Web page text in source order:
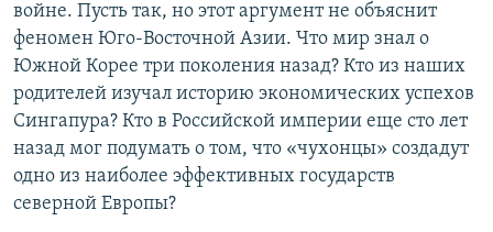
войне. Пусть так, но этот аргумент не объяснит
феномен Юго-Восточной Азии. Что мир знал о
Южной Корее три поколения назад? Кто из наших
родителей изучал историю экономических успехов
Сингапура? Кто в Российской империи еще сто лет
назад мог подумать о том, что «чухонцы» создадут
одно из наиболее эффективных государств
северной Европы?